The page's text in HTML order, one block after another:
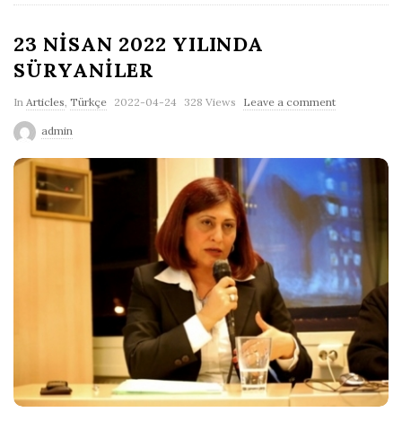
23 NİSAN 2022 YILINDA
SÜRYANİLER
In Articles, Türkçe P
l
a
t
2022-04-24 328 Views Leave a comment
admin